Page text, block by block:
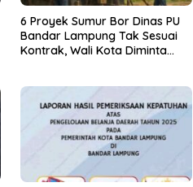
6 Proyek Sumur Bor Dinas PU
Bandar Lampung Tak Sesuai
Kontrak, Wali Kota Diminta